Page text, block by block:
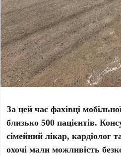
За цей час фахівці
близько 500 пацієнтів.
сімейний лікар, кардіолог
охочі мали можливість